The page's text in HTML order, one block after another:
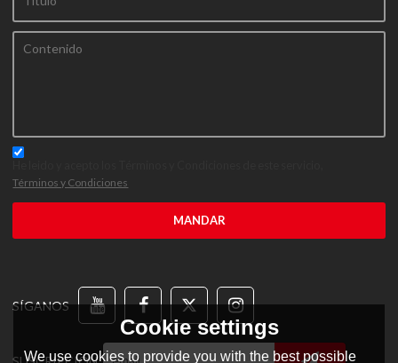
Términos y Condiciones
MANDAR
SÍGANOS
Cookie settings
We use cookies to provide you with the best possible